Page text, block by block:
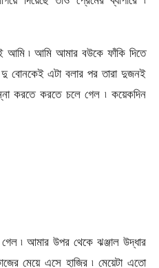
আমি ৷ আমি আমার বউকে ফাঁকি দিতে
দু বোনকেই এটা বলার পর তারা দুজনই
করতে করতে চলে গেল ৷ কয়েকদিন
৷ আমার উপর থেকে ঝঞ্জাল উদ্ধার
মেয়ে এসে হাজির ৷ মেয়েটা এতো